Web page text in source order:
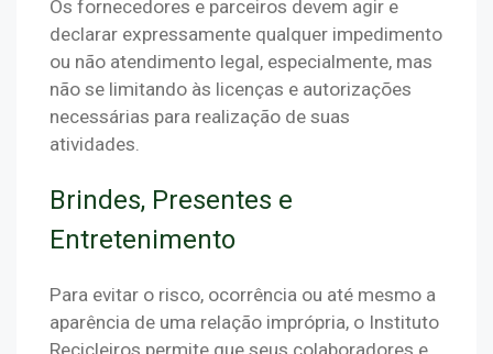
Os fornecedores e parceiros devem agir e
declarar expressamente qualquer impedimento
ou não atendimento legal, especialmente, mas
não se limitando às licenças e autorizações
necessárias para realização de suas
atividades.
Brindes, Presentes e
Entretenimento
Para evitar o risco, ocorrência ou até mesmo a
aparência de uma relação imprópria, o Instituto
Recicleiros permite que seus colaboradores e